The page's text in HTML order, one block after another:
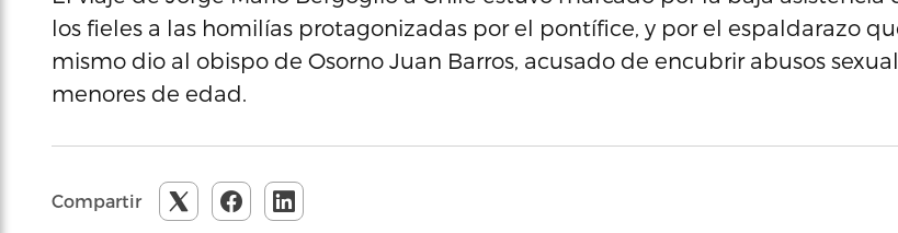
los fieles a las homilías protagonizadas por el pontífice, y por el espaldarazo
mismo dio al obispo de Osorno Juan Barros, acusado de encubrir abusos
menores de edad.
Compartir